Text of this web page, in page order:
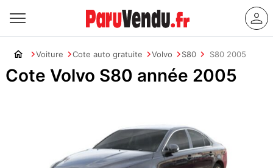
Voiture Cote auto gratuite Volvo S80 S80 2005
Cote Volvo S80 année 2005